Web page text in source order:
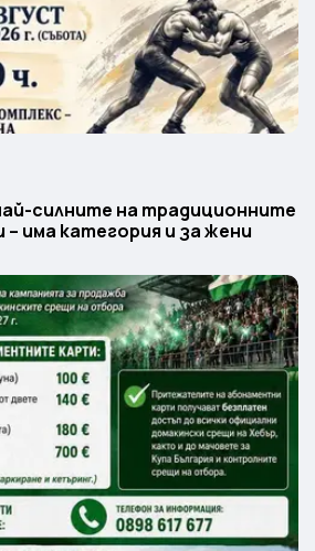
силните на традиционните
– има категория и за жени